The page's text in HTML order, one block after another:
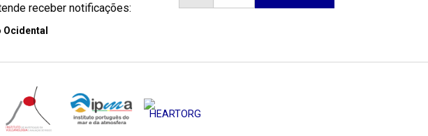
receber notificações:
Ocidental